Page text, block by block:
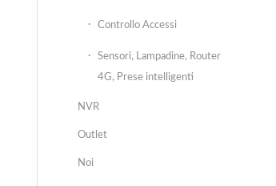
Controllo Accessi
Sensori, Lampadine, Router
4G, Prese intelligenti
NVR
Outlet
Noi